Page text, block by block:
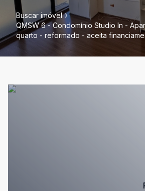
Buscar imóvel
QMSW 6 - Condomínio Studio In -
quarto - reformado - aceita